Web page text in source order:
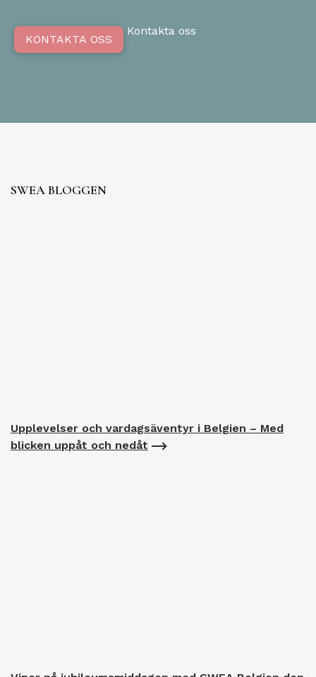
KONTAKTA OSS
Kontakta oss
SWEA BLOGGEN
Upplevelser och vardagsäventyr i Belgien – Med
blicken uppåt och nedåt